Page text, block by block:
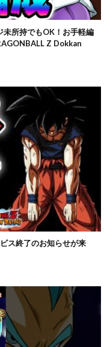
未所持でもOK！お手軽編
Z Dokkan
ス終了のお知らせが来